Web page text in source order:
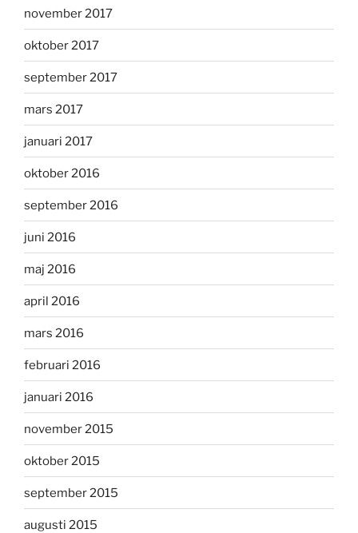
november 2017
oktober 2017
september 2017
mars 2017
januari 2017
oktober 2016
september 2016
juni 2016
maj 2016
april 2016
mars 2016
februari 2016
januari 2016
november 2015
oktober 2015
september 2015
augusti 2015